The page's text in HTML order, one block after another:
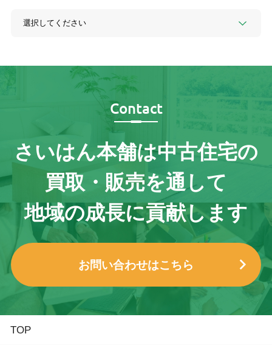
Contact
さいはん本舗は中古住宅の
買取・販売を通して
地域の成長に貢献します
お問い合わせはこちら
TOP